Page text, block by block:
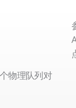
物理队列对